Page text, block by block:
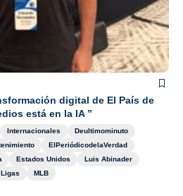
digital de El País de
está en la IA ”
Internacionales
Deultimominuto
ElPeriódicodelaVerdad
Estados Unidos
Luis Abinader
MLB